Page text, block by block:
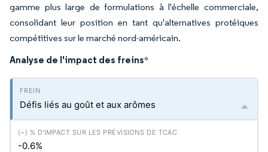
gamme plus large de formulations à l'échelle commerciale,
consolidant leur position en tant qu'alternatives protéiques
compétitives sur le marché nord-américain.
Analyse de l'impact des freins*
Défis liés au goût et aux arômes
-0.6%